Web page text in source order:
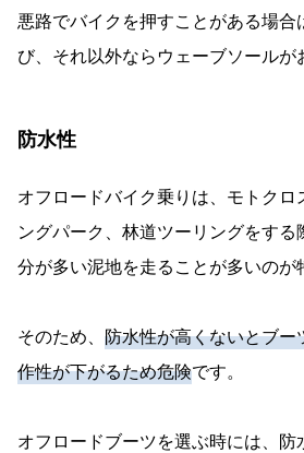
悪路でバイクを押すことがある場合
び、それ以外ならウェーブソールが
防水性
オフロードバイク乗りは、モトクロ
ングパーク、林道ツーリングをする
分が多い泥地を走ることが多いのが
そのため、 防水性が高くないとブー
作性が下がるため危険です。
オフロードブーツを選ぶ時には、防